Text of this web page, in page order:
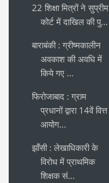
22 शिक्षा मित्रों ने सुप्रीम
कोर्ट में दाखिल की पु...
बाराबंकी : ग्रीष्मकालीन
अवकाश की अवधि में
किये गए ...
फिरोजाबाद : ग्राम
प्रधानों द्वारा 14वें वित्त
आयोग...
झाँसी : लेखाधिकारी के
विरोध में प्राथमिक
शिक्षक सं...